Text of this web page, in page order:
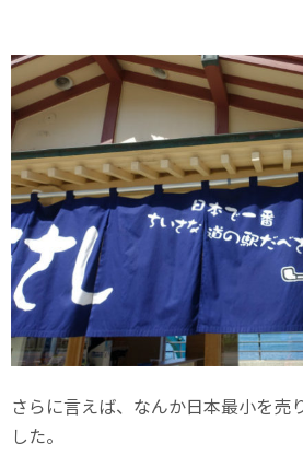
さらに言えば、なんか日本最小を売
した。